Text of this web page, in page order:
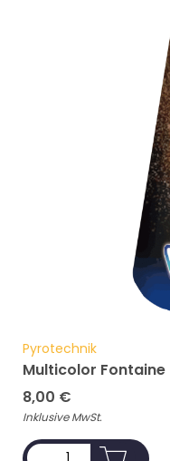
Pyrotechnik
Multicolor Fontaine
8,00 €
Inklusive MwSt.